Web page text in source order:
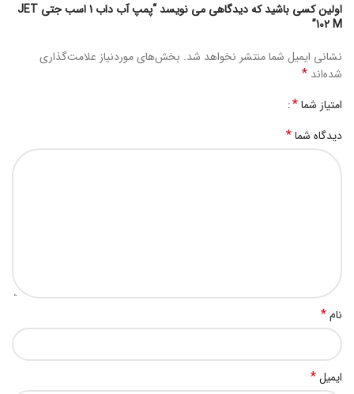
اولین کسی باشید که دیدگاهی می نویسد “پمپ آب داب 1 اسب جتی JET
102 M”
نشانی ایمیل شما منتشر نخواهد شد. بخش‌های موردنیاز علامت‌گذاری
شده‌اند *
امتیاز شما*
دیدگاه شما*
نام*
ایمیل*